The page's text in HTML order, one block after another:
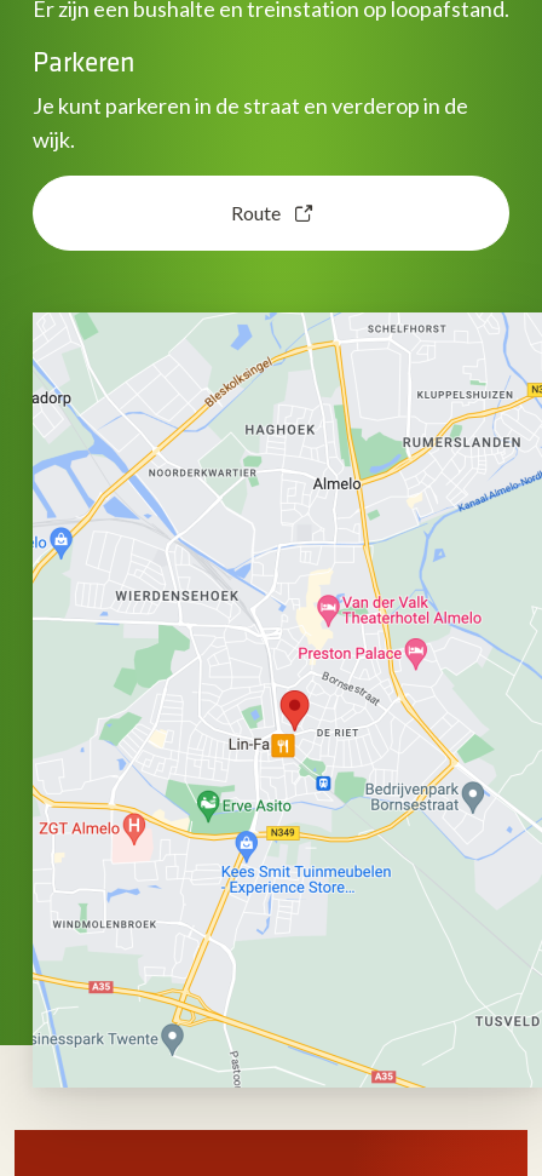
Er zijn een bushalte en treinstation op loopafstand.
Parkeren
Je kunt parkeren in de straat en verderop in de
wijk.
Route